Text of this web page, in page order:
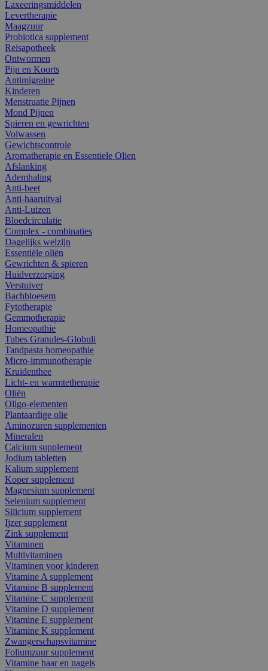
Laxeeringsmiddelen
Levertherapie
Maagzuur
Probiotica supplement
Reisapotheek
Ontwormen
Pijn en Koorts
Antimigraine
Kinderen
Menstruatie Pijnen
Mond Pijnen
Spieren en gewrichten
Volwassen
Gewichtscontrole
Aromatherapie en Essentiele Olien
Afslanking
Ademhaling
Anti-beet
Anti-haaruitval
Anti-Luizen
Bloedcirculatie
Complex - combinaties
Dagelijks welzijn
Essentiële oliën
Gewrichten & spieren
Huidverzorging
Verstuiver
Bachbloesem
Fytotherapie
Gemmotherapie
Homeopathie
Tubes Granules-Globuli
Tandpasta homeopathie
Micro-immunotherapie
Kruidenthee
Licht- en warmtetherapie
Oliën
Oligo-elementen
Plantaardige olie
Aminozuren supplementen
Mineralen
Calcium supplement
Jodium tabletten
Kalium supplement
Koper supplement
Magnesium supplement
Selenium supplement
Silicium supplement
Ijzer supplement
Zink supplement
Vitaminen
Multivitaminen
Vitaminen voor kinderen
Vitamine A supplement
Vitamine B supplement
Vitamine C supplement
Vitamine D supplement
Vitamine E supplement
Vitamine K supplement
Zwangerschapsvitamine
Foliumzuur supplement
Vitamine haar en nagels